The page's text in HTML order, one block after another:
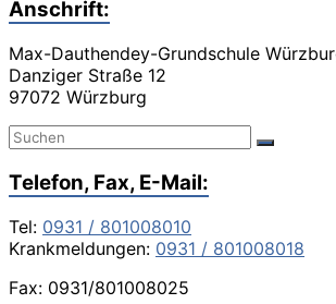
Anschrift:
Max-Dauthendey-Grundschule
Danziger Straße 12
97072 Würzburg
Telefon, Fax, E-Mail:
Tel: 0931 / 801008010
Krankmeldungen: 0931 / 801008018
Fax: 0931/801008025